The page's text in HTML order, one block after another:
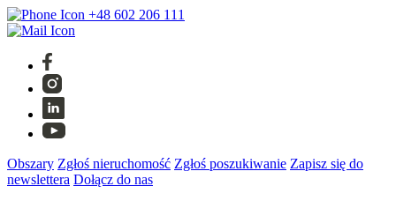
+48 602 206 111
Obszary Zgłoś nieruchomość Zgłoś poszukiwanie Zapisz się do
newslettera Dołącz do nas